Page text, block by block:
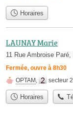
Horaires
LAUNAY Marie
11 Rue Ambroise
Fermée, ouvre à 8h30
OPTAM , secteur 2
Horaires